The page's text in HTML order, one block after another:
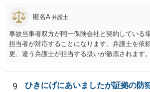
匿名A 弁護士
事故当事者双方が同一保険会社と契約している
担当者が対応することになります。弁護士を依
更、違う弁護士が担当する扱いが徹底されます
9
ひきにげにあいましたが証拠の防